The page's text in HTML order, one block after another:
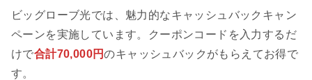
ビッグローブ光では、魅力的なキャッシュバックキャン
ペーンを実施しています。クーポンコードを入力するだ
けで合計70,000円のキャッシュバックがもらえてお得で
す。